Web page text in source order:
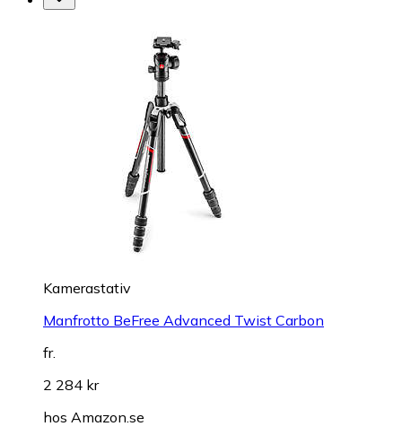
Kamerastativ
Manfrotto BeFree Advanced Twist Carbon
fr.
2 284 kr
hos Amazon.se